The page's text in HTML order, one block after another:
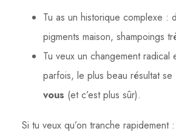
Tu as un historique complexe :
pigments maison, shampoings
Tu veux un changement radical
parfois, le plus beau résultat se
vous (et c’est plus sûr).
Si tu veux qu’on tranche rapidement